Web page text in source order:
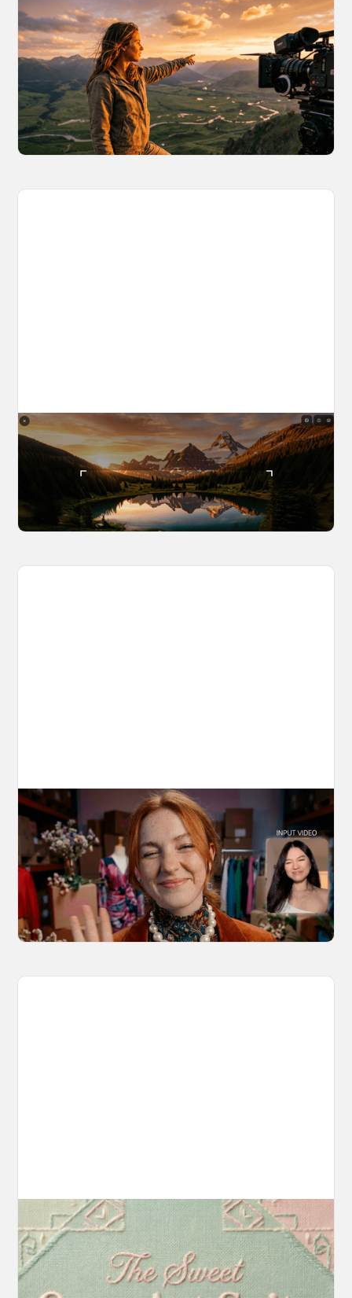
AI World Building for Content Creators:
A More Consistent Approach to AI
Content
Learn why building persistent AI worlds beats
one-off video generation for content creators,
and how to create such 3D environments with
OpenArt Worlds.
March 26, 2026
The World Builder's Handbook
Build a world once, shoot from it forever. Your
complete guide to creating, navigating, and
capturing inside OpenArt Worlds.
March 25, 2026
10 Types of Videos You Can Create with
Kling 3.0 Motion Control
Discover 10 video types you can create using
Kling 3.0 Motion Control on OpenArt, from
marketing to storytelling with amazingly
consistent motion and identity.
March 20, 2026
Introducing OpenArt Suite: Create
Without the Chaos
Every tool you need, finally in one place. We
fundamentally rearchitected the OpenArt